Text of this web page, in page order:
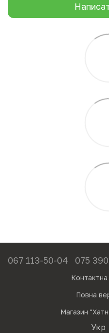
067 113-50-04 075
Контактна
Повна
Магазин
Укр